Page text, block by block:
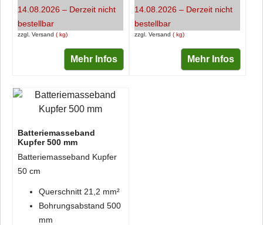
zzgl. Versand kg
14.08.2026 – Derzeit nicht
bestellbar
Mehr Infos
zzgl. Versand kg
14.08.2026 – Derzeit nicht
bestellbar
Mehr Infos
Batteriemasseband
Kupfer 500 mm
Batteriemasseband Kupfer
50 cm
Querschnitt 21,2 mm²
Bohrungsabstand 500
mm